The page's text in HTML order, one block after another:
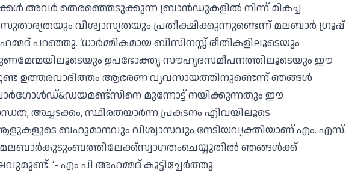
അവര്‍ തെരഞ്ഞെടുക്കുന്ന ബ്രാന്‍ഡുകളില്‍ നിന്ന് മികച്ച
സുതാര്യതയും വിശ്വാസ്യതയും പ്രതീക്ഷിക്കുന്നുണ്ടെന്ന് മലബാര്‍ ഗ്രൂപ്പ്
പറഞ്ഞു. ‘ധാര്‍മ്മികമായ ബിസിനസ്സ് രീതികളിലൂടെയും
ഗുണമേന്മയിലൂടെയും ഉപഭോക്തൃ സൗഹൃദസമീപനത്തിലൂടെയും ഈ
ഉത്തരവാദിത്തം ആഭരണ വ്യവസായത്തിനുണ്ടെന്ന് ഞങ്ങള്‍
മുന്നോട്ട് നയിക്കുന്നതും ഈ
അച്ചടക്കം, സ്ഥിരതയാര്‍ന്ന പ്രകടനം എിവയിലൂടെ
ബഹുമാനവും വിശ്വാസവും നേടിയവ്യക്തിയാണ് എം. എസ്.
ഞങ്ങള്‍ക്ക്
‘- എം പി അഹമ്മദ് കൂട്ടിച്ചേര്‍ത്തു.